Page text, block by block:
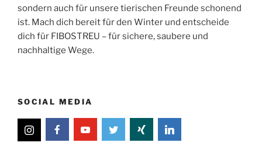
sondern auch für unsere tierischen Freunde schonend
ist. Mach dich bereit für den Winter und entscheide
dich für FIBOSTREU – für sichere, saubere und
nachhaltige Wege.
SOCIAL MEDIA